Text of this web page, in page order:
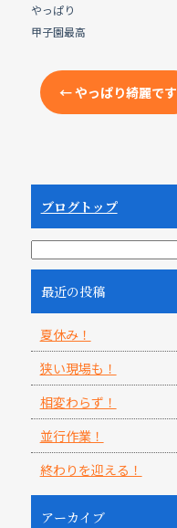
やっぱり
甲子園最高
←やっぱり綺麗です
ブログトップ
最近の投稿
夏休み！
狭い現場も！
相変わらず！
並行作業！
終わりを迎える！
アーカイブ